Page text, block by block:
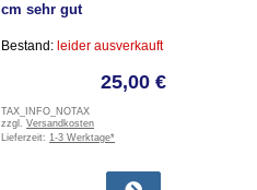
cm sehr gut
Bestand: leider ausverkauft
25,00 €
TAX_INFO_NOTAX
zzgl. Versandkosten
Lieferzeit: 1-3 Werktage*